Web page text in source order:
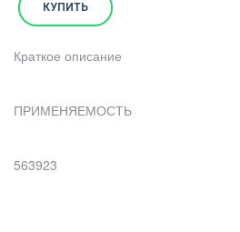
КУПИТЬ
Краткое описание
ПРИМЕНЯЕМОСТЬ
563923